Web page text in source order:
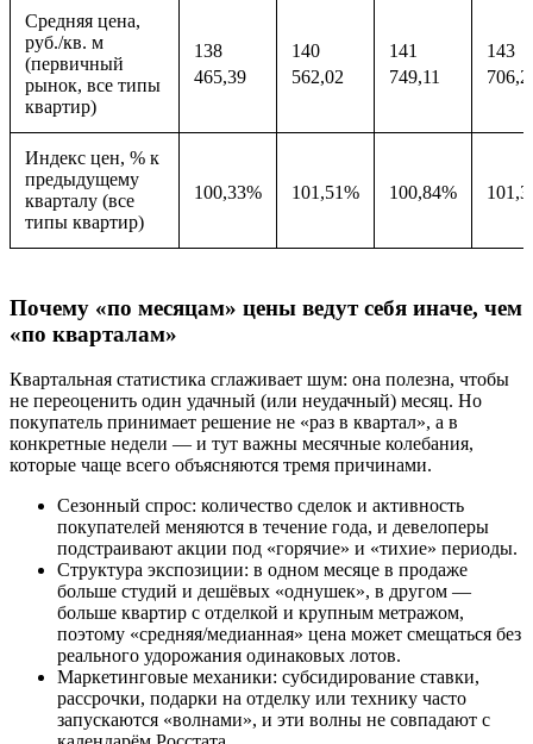
Средняя цена,
руб./кв. м
(первичный
рынок, все типы
квартир)
138
465,39
140
562,02
141
749,11
143
Индекс цен, % к
предыдущему
кварталу (все
типы квартир)
100,33% 101,51% 100,84%
Почему «по месяцам» цены ведут себя иначе, чем
«по кварталам»
Квартальная статистика сглаживает шум: она полезна, чтобы
не переоценить один удачный (или неудачный) месяц. Но
покупатель принимает решение не «раз в квартал», а в
конкретные недели — и тут важны месячные колебания,
которые чаще всего объясняются тремя причинами.
Сезонный спрос: количество сделок и активность
покупателей меняются в течение года, и девелоперы
подстраивают акции под «горячие» и «тихие» периоды.
Структура экспозиции: в одном месяце в продаже
больше студий и дешёвых «однушек», в другом —
больше квартир с отделкой и крупным метражом,
поэтому «средняя/медианная» цена может смещаться без
реального удорожания одинаковых лотов.
Маркетинговые механики: субсидирование ставки,
рассрочки, подарки на отделку или технику часто
запускаются «волнами», и эти волны не совпадают с